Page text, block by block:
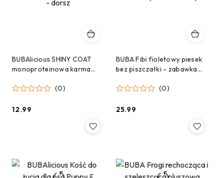
BUBAlicious SHINY COAT
monoproteinowa karma
(0)
Cena:
12.99
BUBA Fibi fioletowy piesek
bez piszczałki - zabawka
(0)
Cena:
25.99